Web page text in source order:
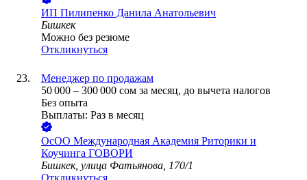
ИП Пилипенко Данила Анатольевич
Бишкек
Можно без резюме
Откликнуться
Менеджер по продажам
50 000 – 300 000 сом за месяц, до вычета налогов
Без опыта
Выплаты: Раз в месяц
ОсОО Международная Академия Риторики и
Коучинга ГОВОРИ
Бишкек, улица Фатьянова, 170/1